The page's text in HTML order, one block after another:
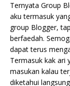
Ternyata Group
aku termasuk
group Blogger,
berfaedah.
dapat terus
Termasuk kak ari
masukan kalau
diketahui